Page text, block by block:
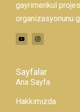
gayrimenkul
organizasyonunu
Sayfalar
Ana Sayfa
Hakkımızda